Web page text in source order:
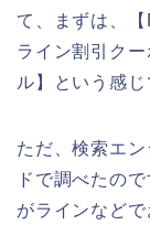
て、まずは、
ライン割引ク
ル】という感
ただ、検索エ
ドで調べたの
がラインなど